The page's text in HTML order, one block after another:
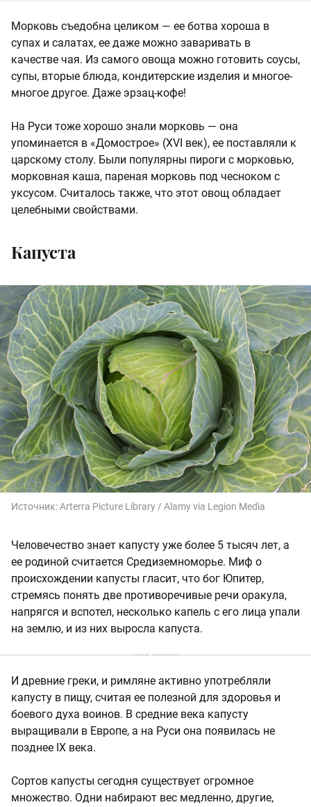
Морковь съедобна целиком — ее ботва хороша в
супах и салатах, ее даже можно заваривать в
качестве чая. Из самого овоща можно готовить соусы,
супы, вторые блюда, кондитерские изделия и многое-
многое другое. Даже эрзац-кофе!
На Руси тоже хорошо знали морковь — она
упоминается в «Домострое» (XVI век), ее поставляли к
царскому столу. Были популярны пироги с морковью,
морковная каша, пареная морковь под чесноком с
уксусом. Считалось также, что этот овощ обладает
целебными свойствами.
Капуста
Источник:Arterra Picture Library / Alamy via Legion Media
Человечество знает капусту уже более 5 тысяч лет, а
ее родиной считается Средиземноморье. Миф о
происхождении капусты гласит, что бог Юпитер,
стремясь понять две противоречивые речи оракула,
напрягся и вспотел, несколько капель с его лица упали
на землю, и из них выросла капуста.
И древние греки, и римляне активно употребляли
капусту в пищу, считая ее полезной для здоровья и
боевого духа воинов. В средние века капусту
выращивали в Европе, а на Руси она появилась не
позднее IX века.
Сортов капусты сегодня существует огромное
множество. Одни набирают вес медленно, другие,